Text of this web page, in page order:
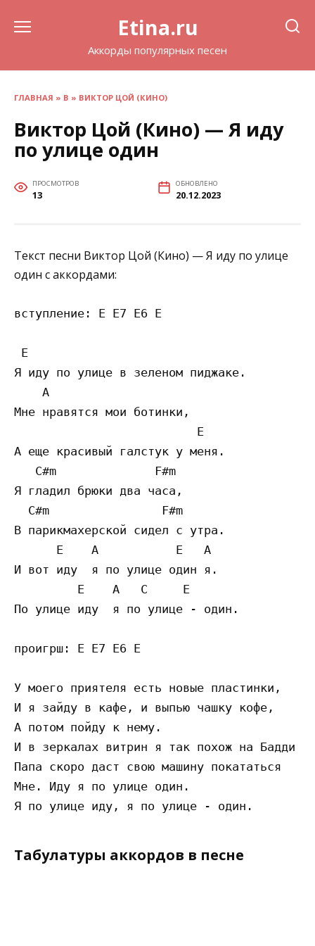
Etina.ru
Аккорды популярных песен
ГЛАВНАЯ » В » ВИКТОР ЦОЙ (КИНО)
Виктор Цой (Кино) — Я иду
по улице один
ПРОСМОТРОВ
13
ОБНОВЛЕНО
20.12.2023
Текст песни Виктор Цой (Кино) — Я иду по улице
один с аккордами:
вступление: E E7 E6 E
E
Я иду по улице в зеленом пиджаке.
    A
Мне нравятся мои ботинки,
                          E
А еще красивый галстук у меня.
   C#m              F#m
Я гладил брюки два часа,
  C#m                F#m
В парикмахерской сидел с утра.
      E    A           E   A
И вот иду  я по улице один я.
         E    A   C     E
По улице иду  я по улице - один.
проигрш: E E7 E6 E
У моего приятеля есть новые пластинки,
И я зайду в кафе, и выпью чашку кофе,
А потом пойду к нему.
И в зеркалах витрин я так похож на Бадди
Папа скоро даст свою машину покататься
Мне. Иду я по улице один.
Табулатуры аккордов в песне